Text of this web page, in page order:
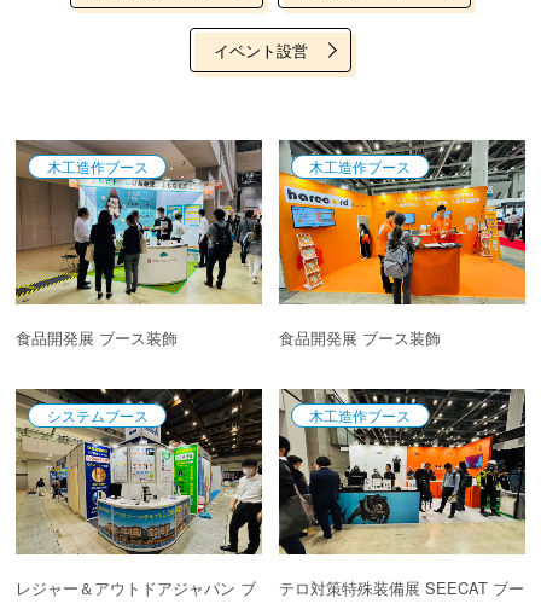
イベント設営
木工造作ブース
食品開発展 ブース装飾
木工造作ブース
食品開発展 ブース装飾
システムブース
レジャー＆アウトドアジャパン ブ
木工造作ブース
テロ対策特殊装備展 SEECAT ブー